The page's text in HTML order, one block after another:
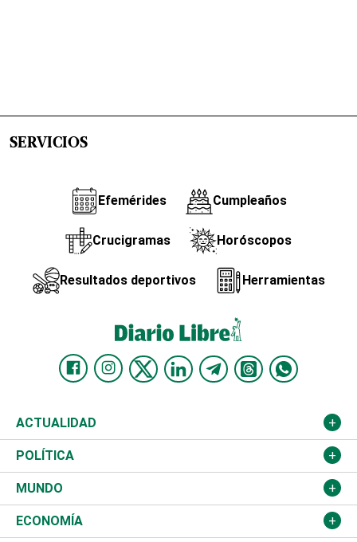
SERVICIOS
Efemérides Cumpleaños
Crucigramas Horóscopos
Resultados deportivos Herramientas
ACTUALIDAD
Nacional
Ciudad
Educación
POLÍTICA
Partidos
JCE
MUNDO
Estados Unidos
ECONOMÍA